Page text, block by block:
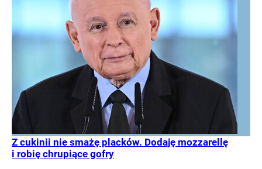
Z cukinii nie smażę placków. Dodaję mozzarellę
i robię chrupiące gofry